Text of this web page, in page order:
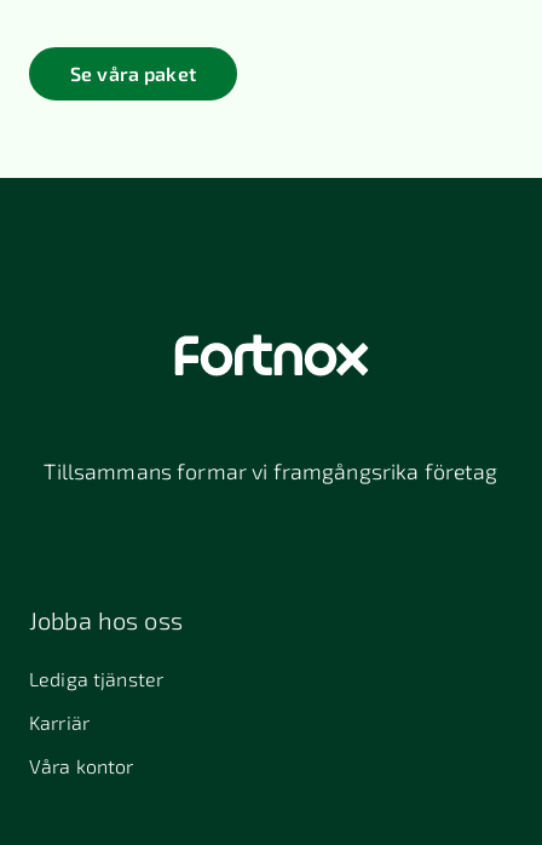
Se våra paket
Tillsammans formar vi framgångsrika företag
Jobba hos oss
Lediga tjänster
Karriär
Våra kontor